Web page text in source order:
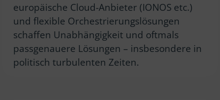
europäische Cloud-Anbieter (IONOS etc.)
und flexible Orchestrierungslösungen
schaffen Unabhängigkeit und oftmals
passgenauere Lösungen – insbesondere in
politisch turbulenten Zeiten.